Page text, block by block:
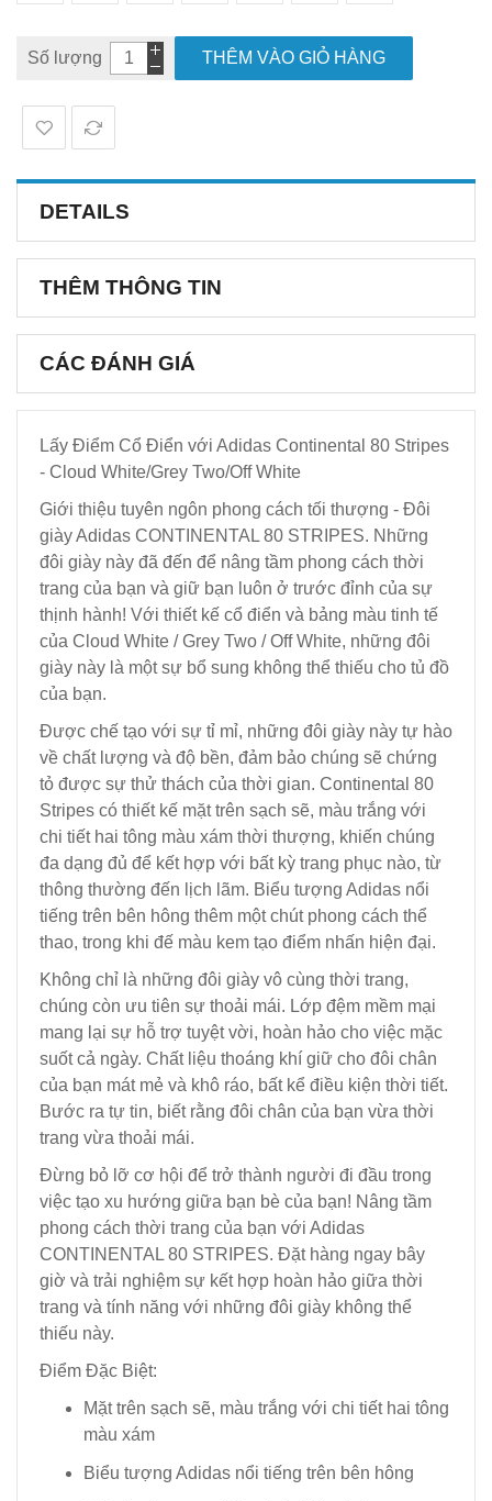
Số lượng THÊM VÀO GIỎ HÀNG
DETAILS
THÊM THÔNG TIN
CÁC ĐÁNH GIÁ
Lấy Điểm Cổ Điển với Adidas Continental 80 Stripes
- Cloud White/Grey Two/Off White
Giới thiệu tuyên ngôn phong cách tối thượng - Đôi
giày Adidas CONTINENTAL 80 STRIPES. Những
đôi giày này đã đến để nâng tầm phong cách thời
trang của bạn và giữ bạn luôn ở trước đỉnh của sự
thịnh hành! Với thiết kế cổ điển và bảng màu tinh tế
của Cloud White / Grey Two / Off White, những đôi
giày này là một sự bổ sung không thể thiếu cho tủ đồ
của bạn.
Được chế tạo với sự tỉ mỉ, những đôi giày này tự hào
về chất lượng và độ bền, đảm bảo chúng sẽ chứng
tỏ được sự thử thách của thời gian. Continental 80
Stripes có thiết kế mặt trên sạch sẽ, màu trắng với
chi tiết hai tông màu xám thời thượng, khiến chúng
đa dạng đủ để kết hợp với bất kỳ trang phục nào, từ
thông thường đến lịch lãm. Biểu tượng Adidas nổi
tiếng trên bên hông thêm một chút phong cách thể
thao, trong khi đế màu kem tạo điểm nhấn hiện đại.
Không chỉ là những đôi giày vô cùng thời trang,
chúng còn ưu tiên sự thoải mái. Lớp đệm mềm mại
mang lại sự hỗ trợ tuyệt vời, hoàn hảo cho việc mặc
suốt cả ngày. Chất liệu thoáng khí giữ cho đôi chân
của bạn mát mẻ và khô ráo, bất kể điều kiện thời tiết.
Bước ra tự tin, biết rằng đôi chân của bạn vừa thời
trang vừa thoải mái.
Đừng bỏ lỡ cơ hội để trở thành người đi đầu trong
việc tạo xu hướng giữa bạn bè của bạn! Nâng tầm
phong cách thời trang của bạn với Adidas
CONTINENTAL 80 STRIPES. Đặt hàng ngay bây
giờ và trải nghiệm sự kết hợp hoàn hảo giữa thời
trang và tính năng với những đôi giày không thể
thiếu này.
Điểm Đặc Biệt:
Mặt trên sạch sẽ, màu trắng với chi tiết hai tông
màu xám
Biểu tượng Adidas nổi tiếng trên bên hông